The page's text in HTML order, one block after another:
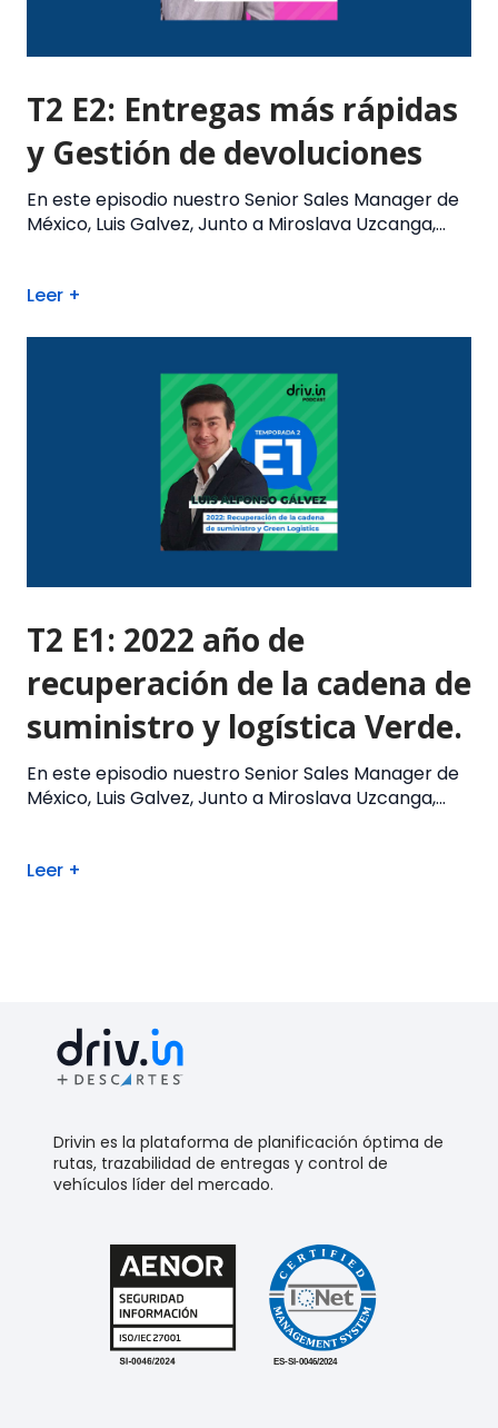
T2 E2: Entregas más rápidas
y Gestión de devoluciones
En este episodio nuestro Senior Sales Manager de
México, Luis Galvez, Junto a Miroslava Uzcanga,...
Leer +
T2 E1: 2022 año de
recuperación de la cadena de
suministro y logística Verde.
En este episodio nuestro Senior Sales Manager de
México, Luis Galvez, Junto a Miroslava Uzcanga,...
Leer +
Drivin es la plataforma de planificación óptima de
rutas, trazabilidad de entregas y control de
vehículos líder del mercado.